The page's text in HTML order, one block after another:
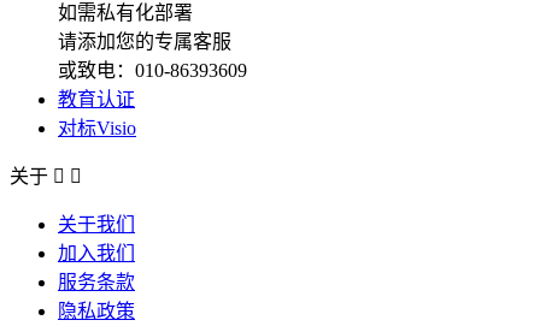
如需私有化部署
请添加您的专属客服
或致电：010-86393609
教育认证
对标Visio
关于  
关于我们
加入我们
服务条款
隐私政策